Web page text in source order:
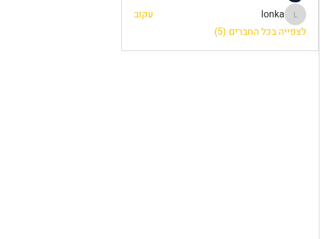
lonka
lonka
עקוב
לצפייה בכל החברים (5)